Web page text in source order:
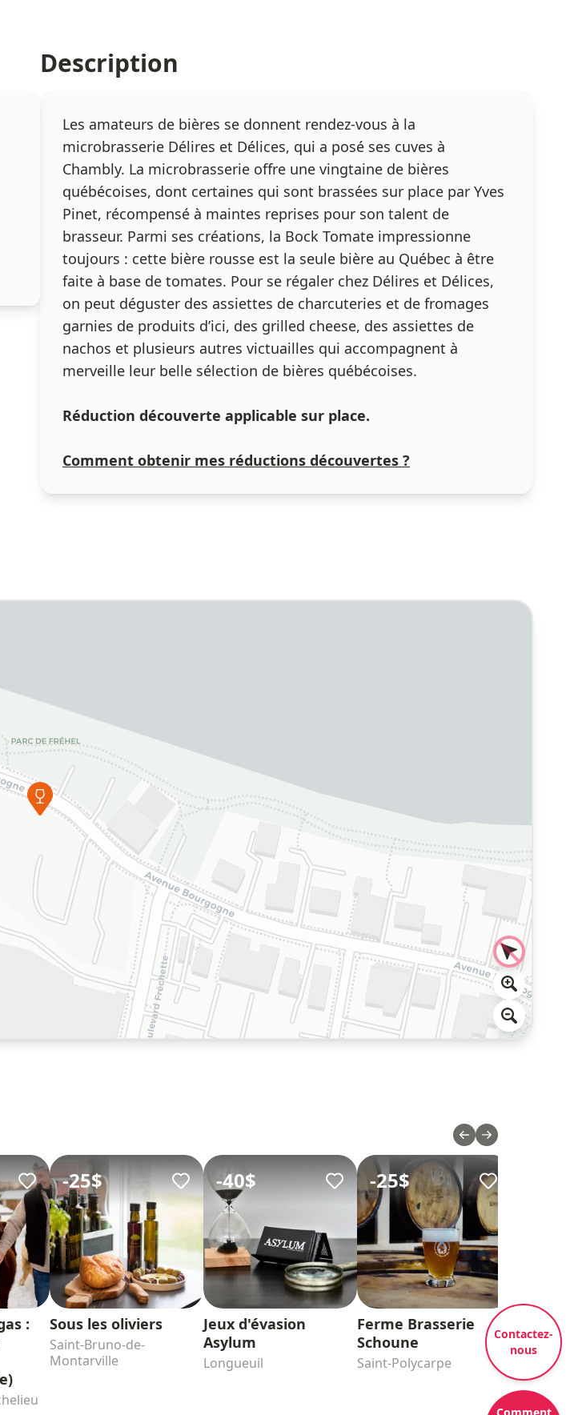
Description
Les amateurs de bières se donnent rendez-vous à la
microbrasserie Délires et Délices, qui a posé ses cuves à
Chambly. La microbrasserie offre une vingtaine de bières
québécoises, dont certaines qui sont brassées sur place par Yves
Pinet, récompensé à maintes reprises pour son talent de
brasseur. Parmi ses créations, la Bock Tomate impressionne
toujours : cette bière rousse est la seule bière au Québec à être
faite à base de tomates. Pour se régaler chez Délires et Délices,
on peut déguster des assiettes de charcuteries et de fromages
garnies de produits d’ici, des grilled cheese, des assiettes de
nachos et plusieurs autres victuailles qui accompagnent à
merveille leur belle sélection de bières québécoises.
Réduction découverte applicable sur place.
Comment obtenir mes réductions découvertes ?
:
-25$
Sous les oliviers
Saint-Bruno-de-
Montarville
-40$
Jeux d'évasion
Asylum
Longueuil
-25$
Ferme Brasserie
Schoune
Saint-Polycarpe
Saint-Jude
Contactez-
nous